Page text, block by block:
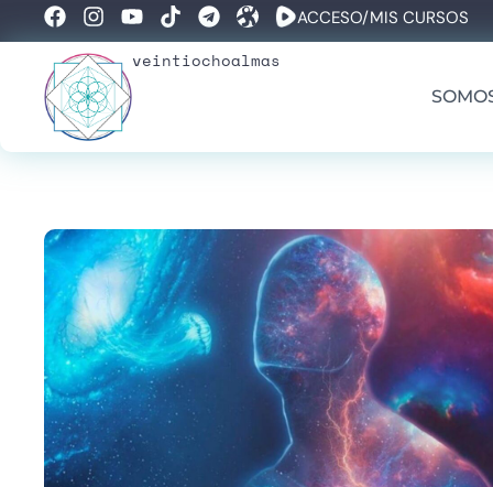
ACCESO/MIS CURSOS
veintiochoalmas